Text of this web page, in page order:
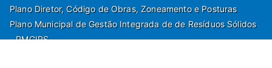
Plano Diretor, Código de Obras, Zoneamento e Posturas
Plano Municipal de Gestão Integrada de de Resíduos Sólidos
- PMGIRS